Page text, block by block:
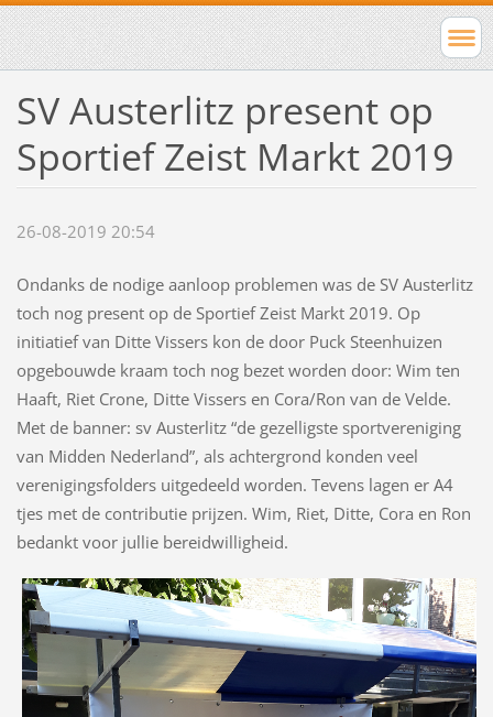
SV Austerlitz present op
Sportief Zeist Markt 2019
26-08-2019 20:54
Ondanks de nodige aanloop problemen was de SV Austerlitz
toch nog present op de Sportief Zeist Markt 2019. Op
initiatief van Ditte Vissers kon de door Puck Steenhuizen
opgebouwde kraam toch nog bezet worden door: Wim ten
Haaft, Riet Crone, Ditte Vissers en Cora/Ron van de Velde.
Met de banner: sv Austerlitz “de gezelligste sportvereniging
van Midden Nederland”, als achtergrond konden veel
verenigingsfolders uitgedeeld worden. Tevens lagen er A4
tjes met de contributie prijzen. Wim, Riet, Ditte, Cora en Ron
bedankt voor jullie bereidwilligheid.